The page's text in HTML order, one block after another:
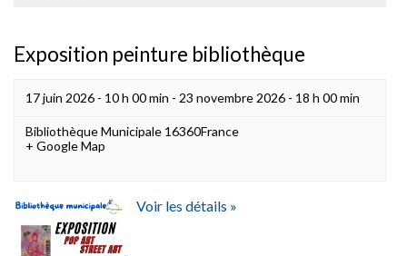
Exposition peinture bibliothèque
17 juin 2026 - 10 h 00 min - 23 novembre 2026 - 18 h 00 min
Bibliothèque Municipale 16360France
+ Google Map
Voir les détails »